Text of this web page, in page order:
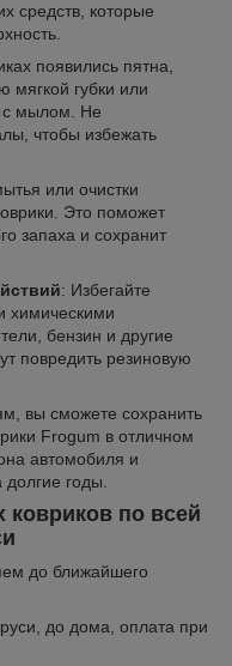
средств, которые
появились пятна,
мягкой губки или
с мылом. Не
чтобы избежать
или очистки
Это поможет
запаха и сохранит
: Избегайте
химическими
бензин и другие
повредить резиновую
вы сможете сохранить
Frogum в отличном
автомобиля и
годы.
по всей
до ближайшего
до дома, оплата при